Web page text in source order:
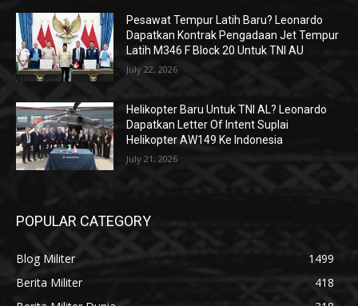
Pesawat Tempur Latih Baru? Leonardo
Dapatkan Kontrak Pengadaan Jet Tempur
Latih M346 F Block 20 Untuk TNI AU
July 22, 2026
Helikopter Baru Untuk TNI AL? Leonardo
Dapatkan Letter Of Intent Suplai
Helikopter AW149 Ke Indonesia
July 21, 2026
POPULAR CATEGORY
Blog Militer
1499
Berita Militer
418